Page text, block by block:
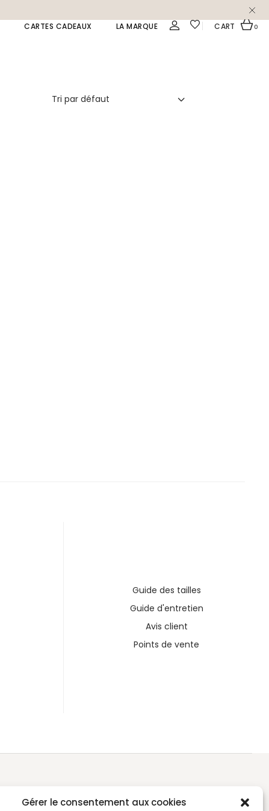
Gérer le consentement aux cookies
CARTES CADEAUX LA MARQUE CART 0
Tri par défaut
Guide des tailles
Guide d'entretien
Avis client
Points de vente